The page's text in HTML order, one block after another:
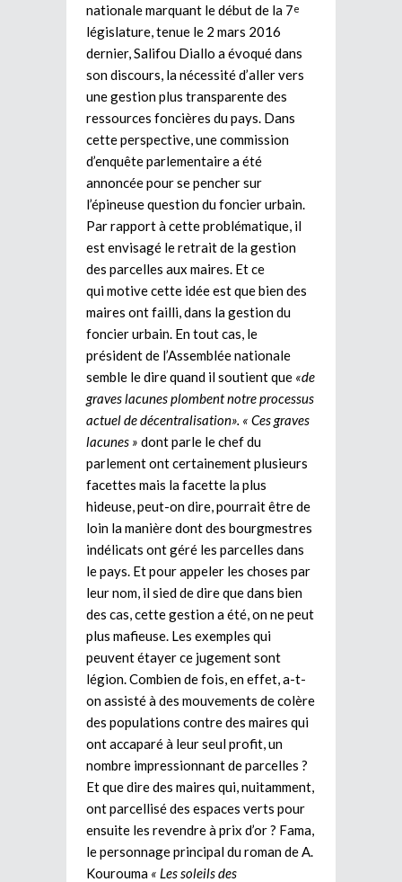
nationale marquant le début de la 7e
législature, tenue le 2 mars 2016
dernier, Salifou Diallo a évoqué dans
son discours, la nécessité d’aller vers
une gestion plus transparente des
ressources foncières du pays. Dans
cette perspective, une commission
d’enquête parlementaire a été
annoncée pour se pencher sur
l’épineuse question du foncier urbain.
Par rapport à cette problématique, il
est envisagé le retrait de la gestion
des parcelles aux maires. Et ce
qui motive cette idée est que bien des
maires ont failli, dans la gestion du
foncier urbain. En tout cas, le
président de l’Assemblée nationale
semble le dire quand il soutient que «de
graves lacunes plombent notre processus
actuel de décentralisation». « Ces graves
lacunes » dont parle le chef du
parlement ont certainement plusieurs
facettes mais la facette la plus
hideuse, peut-on dire, pourrait être de
loin la manière dont des bourgmestres
indélicats ont géré les parcelles dans
le pays. Et pour appeler les choses par
leur nom, il sied de dire que dans bien
des cas, cette gestion a été, on ne peut
plus mafieuse. Les exemples qui
peuvent étayer ce jugement sont
légion. Combien de fois, en effet, a-t-
on assisté à des mouvements de colère
des populations contre des maires qui
ont accaparé à leur seul profit, un
nombre impressionnant de parcelles ?
Et que dire des maires qui, nuitamment,
ont parcellisé des espaces verts pour
ensuite les revendre à prix d’or ? Fama,
le personnage principal du roman de A.
Kourouma « Les soleils des